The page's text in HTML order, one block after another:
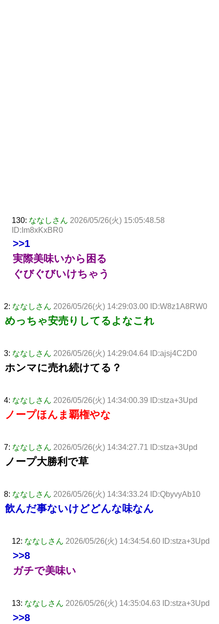
130: ななしさん 2026/05/26(火) 15:05:48.58
ID:Im8xKxBR0
>>1
実際美味いから困る
ぐびぐびいけちゃう
2: ななしさん 2026/05/26(火) 14:29:03.00 ID:W8z1A8RW0
めっちゃ安売りしてるよなこれ
3: ななしさん 2026/05/26(火) 14:29:04.64 ID:ajsj4C2D0
ホンマに売れ続けてる？
4: ななしさん 2026/05/26(火) 14:34:00.39 ID:stza+3Upd
ノープほんま覇権やな
7: ななしさん 2026/05/26(火) 14:34:27.71 ID:stza+3Upd
ノープ大勝利で草
8: ななしさん 2026/05/26(火) 14:34:33.24 ID:QbyvyAb10
飲んだ事ないけどどんな味なん
12: ななしさん 2026/05/26(火) 14:34:54.60 ID:stza+3Upd
>>8
ガチで美味い
13: ななしさん 2026/05/26(火) 14:35:04.63 ID:stza+3Upd
>>8